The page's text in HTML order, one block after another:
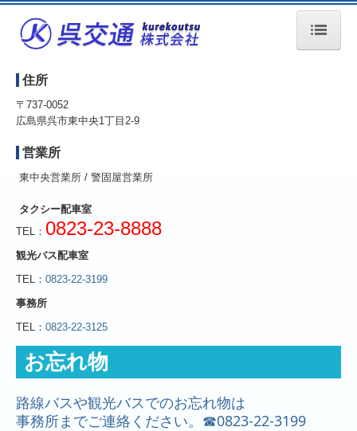
クレジット・電子マネー決済
ご予約・お見積り
お問合せ
車種・座席表
求人案内
安全管理規定
安全への取り組み
住所
〒737-0052
広島県呉市東中央1丁目2-9
営業所
東中央営業所 / 警固屋営業所
タクシー配車室
TEL： 0823-23-8888
観光バス配車室
TEL： 0823-22-3199
事務所
TEL： 0823-22-3125
お忘れ物
路線バスや観光バスでのお忘れ物は
事務所までご連絡ください。☎0823-22-3199